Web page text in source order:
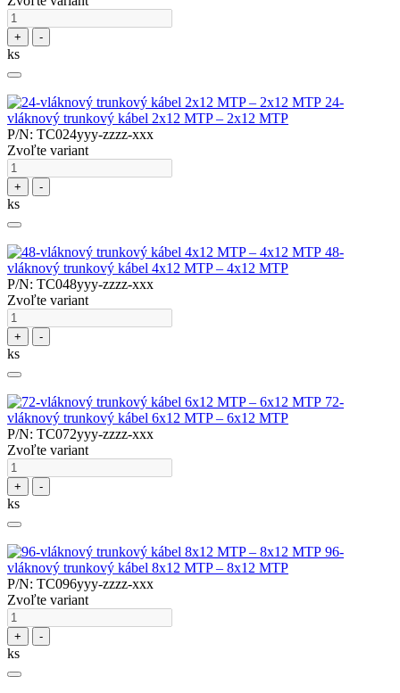
+ -
ks
24-
vláknový trunkový kábel 2x12 MTP – 2x12 MTP
P/N: TC024yyy-zzzz-xxx
Zvoľte variant
+ -
ks
48-
vláknový trunkový kábel 4x12 MTP – 4x12 MTP
P/N: TC048yyy-zzzz-xxx
Zvoľte variant
+ -
ks
72-
vláknový trunkový kábel 6x12 MTP – 6x12 MTP
P/N: TC072yyy-zzzz-xxx
Zvoľte variant
+ -
ks
96-
vláknový trunkový kábel 8x12 MTP – 8x12 MTP
P/N: TC096yyy-zzzz-xxx
Zvoľte variant
+ -
ks